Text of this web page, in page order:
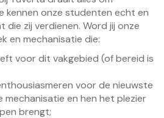
kennen onze studenten echt en
die zij verdienen. Word jij onze
en mechanisatie die:
voor dit vakgebied (of bereid is
voor de nieuwste
en hen het plezier
brengt;